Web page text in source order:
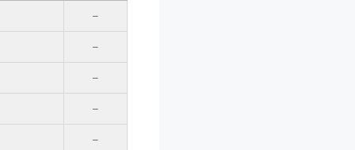
–
–
–
–
–